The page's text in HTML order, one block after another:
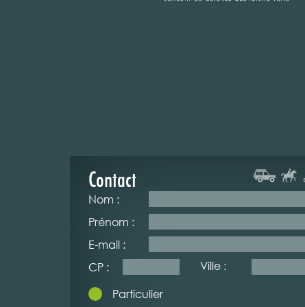
Contact
Nom :
Prénom :
E-mail :
CP :
Ville :
Particulier